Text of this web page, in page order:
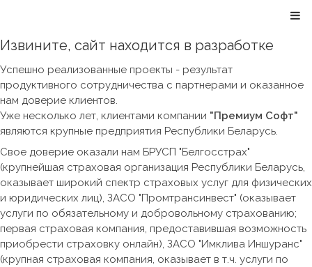
Извините, сайт находится в разработке
Успешно реализованные проекты - результат
продуктивного сотрудничества с партнерами и оказанное
нам доверие клиентов.
Уже несколько лет, клиентами компании "Премиум Софт"
являются крупные предприятия Республики Беларусь.
Свое доверие оказали нам БРУСП "Белгосстрах"
(крупнейшая страховая организация Республики Беларусь,
оказывает широкий спектр страховых услуг для физических
и юридических лиц), ЗАСО "Промтрансинвест" (оказывает
услуги по обязательному и добровольному страхованию;
первая страховая компания, предоставившая возможность
приобрести страховку онлайн), ЗАСО "Имклива Иншуранс"
(крупная страховая компания, оказывает в т.ч. услуги по